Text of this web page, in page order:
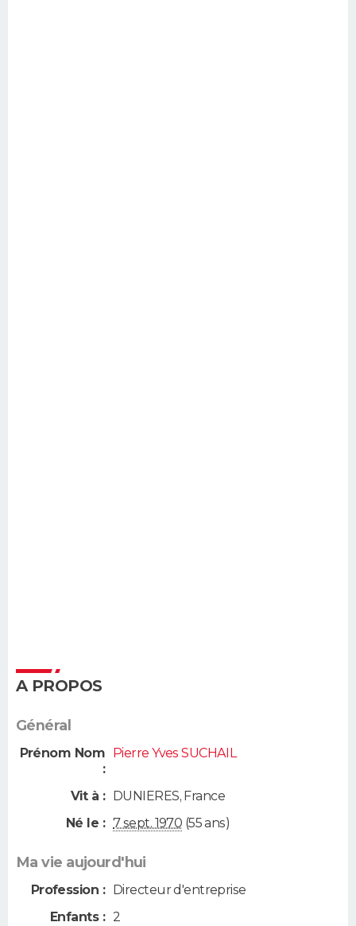
A PROPOS
Général
Prénom Nom
:
Pierre Yves SUCHAIL
Vit à : DUNIERES, France
Né le : 7 sept. 1970 (55 ans)
Ma vie aujourd'hui
Profession : Directeur d'entreprise
Enfants : 2